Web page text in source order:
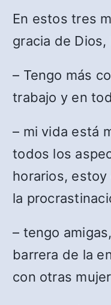
En estos tres
gracia de
– Tengo más
trabajo y en
– mi vida está
todos los
horarios, estoy
la
– tengo
barrera de la
con otras